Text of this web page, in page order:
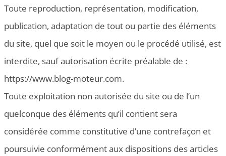
Toute reproduction, représentation, modification,
publication, adaptation de tout ou partie des éléments
du site, quel que soit le moyen ou le procédé utilisé, est
interdite, sauf autorisation écrite préalable de :
https://www.blog-moteur.com.
Toute exploitation non autorisée du site ou de l’un
quelconque des éléments qu’il contient sera
considérée comme constitutive d’une contrefaçon et
poursuivie conformément aux dispositions des articles